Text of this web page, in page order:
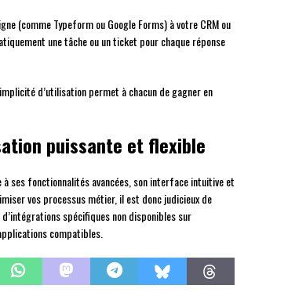
(comme Typeform ou Google Forms) à votre CRM ou
une tâche ou un ticket pour chaque réponse
d’utilisation permet à chacun de gagner en
puissante et flexible
ses fonctionnalités avancées, son interface intuitive et
vos processus métier, il est donc judicieux de
spécifiques non disponibles sur
compatibles.